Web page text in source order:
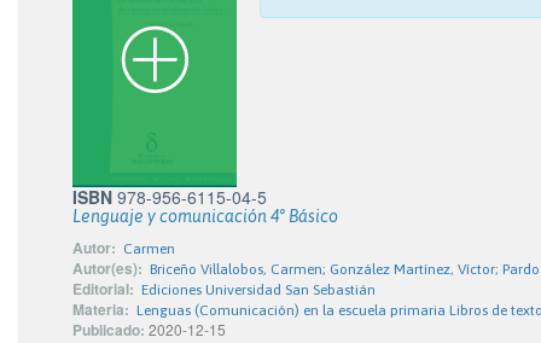
ISBN 978-956-6115-04-5
Lenguaje y comunicación 4° Básico
Autor: Carmen
Autor(es): Briceño Villalobos, Carmen; González Martínez, Víctor;
Editorial: Ediciones Universidad San Sebastián
Materia: Lenguas (Comunicación) en la escuela primaria Libros de
Publicado: 2020-12-15